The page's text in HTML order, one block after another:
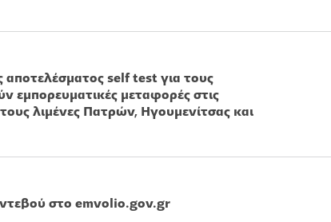
self test για τους
μεταφορές στις
λιμένες Πατρών, Ηγουμενίτσας και
στο emvolio.gov.gr